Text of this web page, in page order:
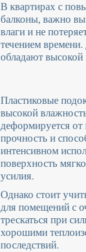
В квартирах с
балконы, важно
влаги и не
течением
обладают
Пластиковые
высокой
деформируется от
прочность и
интенсивном
поверхность
усилия.
Однако стоит
для помещений с
трескаться при
хорошими
последствий.